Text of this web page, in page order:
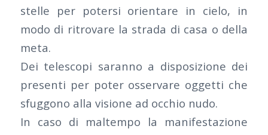
stelle per potersi orientare in cielo, in
modo di ritrovare la strada di casa o della
meta.
Dei telescopi saranno a disposizione dei
presenti per poter osservare oggetti che
sfuggono alla visione ad occhio nudo.
In caso di maltempo la manifestazione